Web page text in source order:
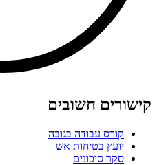
קישורים חשובים
קורס עבודה בגובה
יועץ בטיחות אש
סקר סיכונים